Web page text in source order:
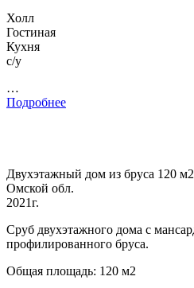
Холл
Гостиная
Кухня
с/у
…
Подробнее
Двухэтажный дом из бруса 120
Омской обл.
2021г.
Сруб двухэтажного дома с
профилированного бруса.
Общая площадь: 120 м2